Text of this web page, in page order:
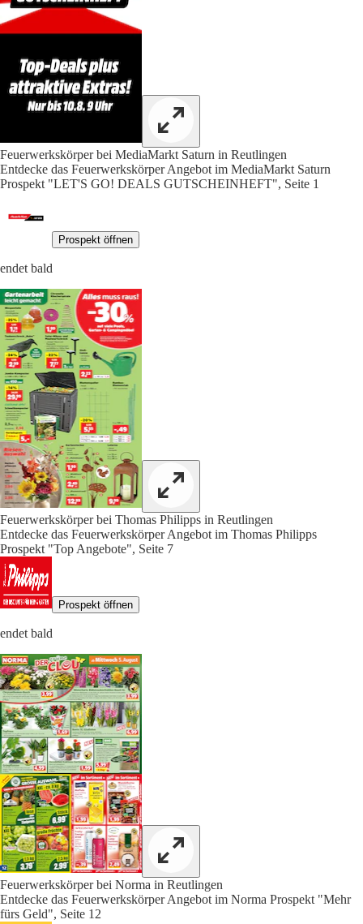
Feuerwerkskörper bei MediaMarkt Saturn in Reutlingen
Entdecke das Feuerwerkskörper Angebot im MediaMarkt Saturn
Prospekt "LET'S GO! DEALS GUTSCHEINHEFT", Seite 1
Prospekt öffnen
endet bald
Feuerwerkskörper bei Thomas Philipps in Reutlingen
Entdecke das Feuerwerkskörper Angebot im Thomas Philipps
Prospekt "Top Angebote", Seite 7
Prospekt öffnen
endet bald
Feuerwerkskörper bei Norma in Reutlingen
Entdecke das Feuerwerkskörper Angebot im Norma Prospekt "Mehr
fürs Geld", Seite 12